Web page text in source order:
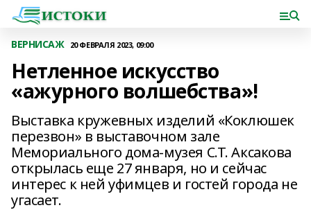
ВЕРНИСАЖ 20 ФЕВРАЛЯ 2023, 09:00
Нетленное искусство
«ажурного волшебства»!
Выставка кружевных изделий «Коклюшек
перезвон» в выставочном зале
Мемориального дома-музея С.Т. Аксакова
открылась еще 27 января, но и сейчас
интерес к ней уфимцев и гостей города не
угасает.